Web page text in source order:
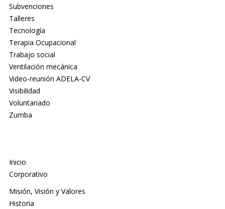
Subvenciones
Talleres
Tecnología
Terapia Ocupacional
Trabajo social
Ventilación mecánica
Video-reunión ADELA-CV
Visibilidad
Voluntariado
Zumba
Inicio
Corporativo
Misión, Visión y Valores
Historia